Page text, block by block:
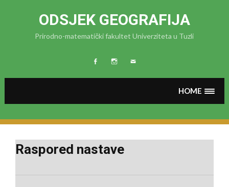
content
ODSJEK GEOGRAFIJA
Prirodno-matematički fakultet Univerziteta u Tuzli
HOME
Raspored nastave